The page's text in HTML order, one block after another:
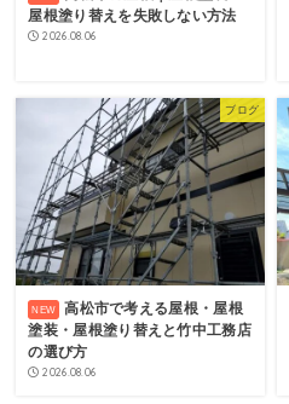
屋根塗り替えを失敗しない方法
2026.08.06
ブログ
高松市で考える屋根・屋根
塗装・屋根塗り替えと竹中工務店
の選び方
2026.08.06